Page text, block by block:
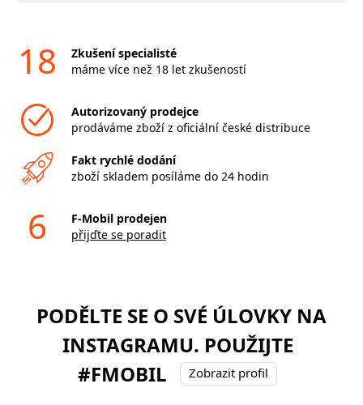
18
Zkušení specialisté
máme více než 18 let zkušeností
Autorizovaný prodejce
prodáváme zboží z oficiální české distribuce
Fakt rychlé dodání
zboží skladem posíláme do 24 hodin
6
F-Mobil prodejen
přijďte se poradit
PODĚLTE SE O SVÉ ÚLOVKY NA
INSTAGRAMU. POUŽIJTE
#FMOBIL
Zobrazit profil